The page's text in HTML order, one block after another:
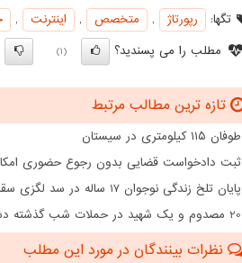
تگها:
رپورتاژ , متخصص , اینترنت ,
مطلب را می پسندید؟
(1)
تازه ترین مطالب مرتبط
طوفان ۱۱۵ کیلومتری در سیستان
ثبت دادخواست قضایی بدون رجوع حضوری
پایان تلخ زندگی نوجوان 17 ساله در سد لگزی سقز
20 مصدوم و یک شهید در حملات شب گذشته دشمن آمریکایی
نظرات بینندگان در مورد این مطلب